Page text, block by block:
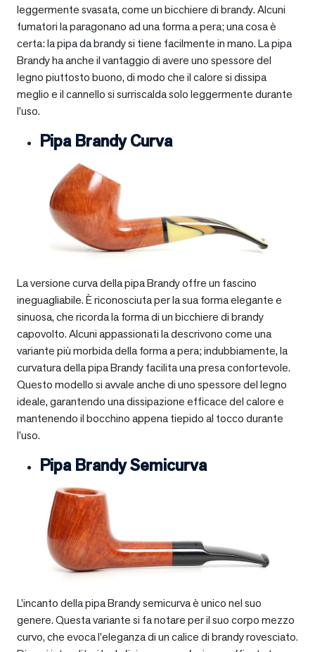
leggermente svasata, come un bicchiere di brandy. Alcuni
fumatori la paragonano ad una forma a pera; una cosa è
certa: la pipa da brandy si tiene facilmente in mano. La pipa
Brandy ha anche il vantaggio di avere uno spessore del
legno piuttosto buono, di modo che il calore si dissipa
meglio e il cannello si surriscalda solo leggermente durante
l’uso.
Pipa Brandy Curva
La versione curva della pipa Brandy offre un fascino
ineguagliabile. È riconosciuta per la sua forma elegante e
sinuosa, che ricorda la forma di un bicchiere di brandy
capovolto. Alcuni appassionati la descrivono come una
variante più morbida della forma a pera; indubbiamente, la
curvatura della pipa Brandy facilita una presa confortevole.
Questo modello si avvale anche di uno spessore del legno
ideale, garantendo una dissipazione efficace del calore e
mantenendo il bocchino appena tiepido al tocco durante
l’uso.
Pipa Brandy Semicurva
L’incanto della pipa Brandy semicurva è unico nel suo
genere. Questa variante si fa notare per il suo corpo mezzo
curvo, che evoca l’eleganza di un calice di brandy rovesciato.